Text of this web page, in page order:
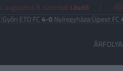
augusztus 8. szombatLászló
FC4-0Nyíregyháza|Újpest FC4-2